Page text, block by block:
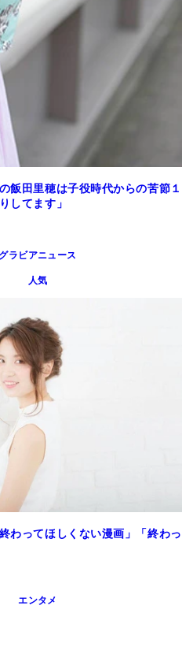
飯田里穂は子役時代からの苦節１
してます」
グラビアニュース
人気
わってほしくない漫画」「終わっ
エンタメ